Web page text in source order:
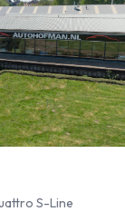
S-Line